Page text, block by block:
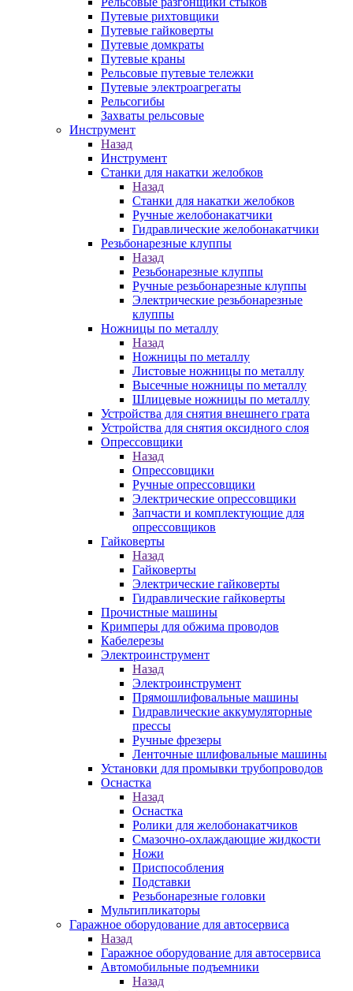
Путевые рихтовщики
Путевые гайковерты
Путевые домкраты
Путевые краны
Рельсовые путевые тележки
Путевые электроагрегаты
Рельсогибы
Захваты рельсовые
Инструмент
Назад
Инструмент
Станки для накатки желобков
Назад
Станки для накатки желобков
Ручные желобонакатчики
Гидравлические желобонакатчики
Резьбонарезные клуппы
Назад
Резьбонарезные клуппы
Ручные резьбонарезные клуппы
Электрические резьбонарезные
клуппы
Ножницы по металлу
Назад
Ножницы по металлу
Листовые ножницы по металлу
Высечные ножницы по металлу
Шлицевые ножницы по металлу
Устройства для снятия внешнего грата
Устройства для снятия оксидного слоя
Опрессовщики
Назад
Опрессовщики
Ручные опрессовщики
Электрические опрессовщики
Запчасти и комплектующие для
опрессовщиков
Гайковерты
Назад
Гайковерты
Электрические гайковерты
Гидравлические гайковерты
Прочистные машины
Кримперы для обжима проводов
Кабелерезы
Электроинструмент
Назад
Электроинструмент
Прямошлифовальные машины
Гидравлические аккумуляторные
прессы
Ручные фрезеры
Ленточные шлифовальные машины
Установки для промывки трубопроводов
Оснастка
Назад
Оснастка
Ролики для желобонакатчиков
Смазочно-охлаждающие жидкости
Ножи
Приспособления
Подставки
Резьбонарезные головки
Мультипликаторы
Гаражное оборудование для автосервиса
Назад
Гаражное оборудование для автосервиса
Автомобильные подъемники
Назад